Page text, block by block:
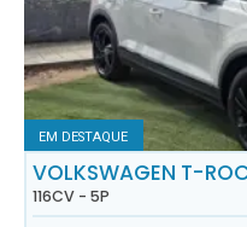
EM DESTAQUE
VOLKSWAGEN T-
116CV - 5P